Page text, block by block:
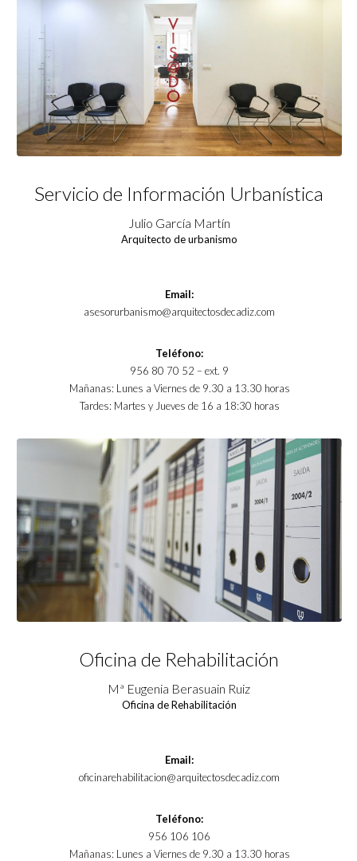
Servicio de Información Urbanística
Julio García Martín
Arquitecto de urbanismo
Email:
asesorurbanismo@arquitectosdecadiz.com
Teléfono:
956 80 70 52 – ext. 9
Mañanas: Lunes a Viernes de 9.30 a 13.30 horas
Tardes: Martes y Jueves de 16 a 18:30 horas
Oficina de Rehabilitación
Mª Eugenia Berasuain Ruiz
Oficina de Rehabilitación
Email:
oficinarehabilitacion@arquitectosdecadiz.com
Teléfono:
956 106 106
Mañanas: Lunes a Viernes de 9.30 a 13.30 horas